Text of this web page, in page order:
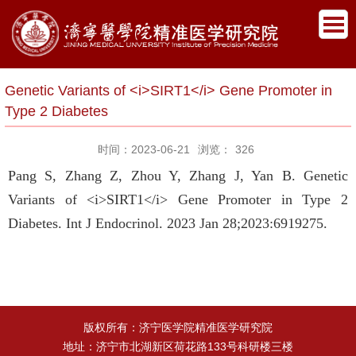
Genetic Variants of <i>SIRT1</i> Gene Promoter in
Type 2 Diabetes
时间：2023-06-21 浏览： 326
Pang S, Zhang Z, Zhou Y, Zhang J, Yan B. Genetic
Variants of <i>SIRT1</i> Gene Promoter in Type 2
Diabetes. Int J Endocrinol. 2023 Jan 28;2023:6919275.
版权所有：济宁医学院精准医学研究院
地址：济宁市北湖新区荷花路133号科研楼三楼